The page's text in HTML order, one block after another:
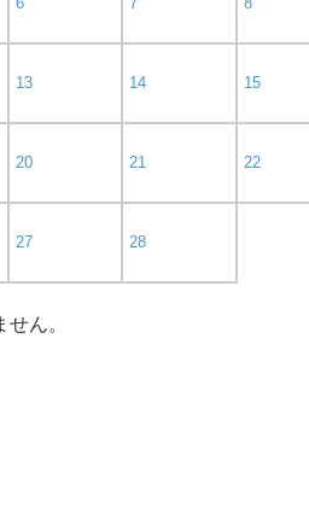
13 14 15
20 21 22
27 28
ん。